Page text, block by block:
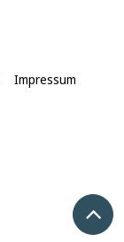
Impressum